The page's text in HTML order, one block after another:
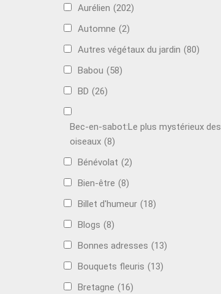
Aurélien (202)
Automne (2)
Autres végétaux du jardin (80)
Babou (58)
BD (26)
Bec-en-sabot:Le plus mystérieux des
oiseaux (8)
Bénévolat (2)
Bien-être (8)
Billet d'humeur (18)
Blogs (8)
Bonnes adresses (13)
Bouquets fleuris (13)
Bretagne (16)